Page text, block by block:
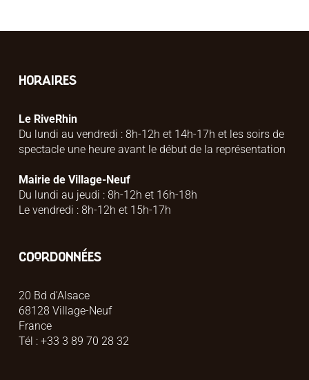
HORAIRES
Le RiveRhin
Du lundi au vendredi : 8h-12h et 14h-17h et les soirs de
spectacle une heure avant le début de la représentation
Mairie de Village-Neuf
Du lundi au jeudi : 8h-12h et 16h-18h
Le vendredi : 8h-12h et 15h-17h
COORDONNÉES
20 Bd d'Alsace
68128 Village-Neuf
France
Tél : +33 3 89 70 28 32